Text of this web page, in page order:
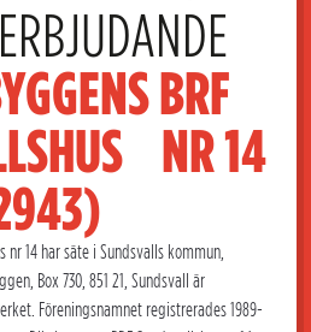
BRF
NR 14
nr 14 har säte i Sundsvalls kommun,
Box 730, 851 21, Sundsvall är
Föreningsnamnet registrerades 1989-